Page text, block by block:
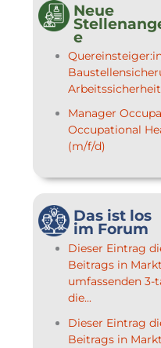
Neue
e
Manager
Occupational
(m/f/d)
Das ist los
im Forum
Dieser Eintrag
Beitrags in
umfassenden
die...
Dieser Eintrag
Beitrags in